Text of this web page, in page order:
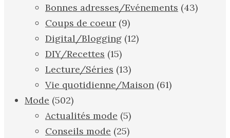
Bonnes adresses/Evénements (43)
Coups de coeur (9)
Digital/Blogging (12)
DIY/Recettes (15)
Lecture/Séries (13)
Vie quotidienne/Maison (61)
Mode (502)
Actualités mode (5)
Conseils mode (25)